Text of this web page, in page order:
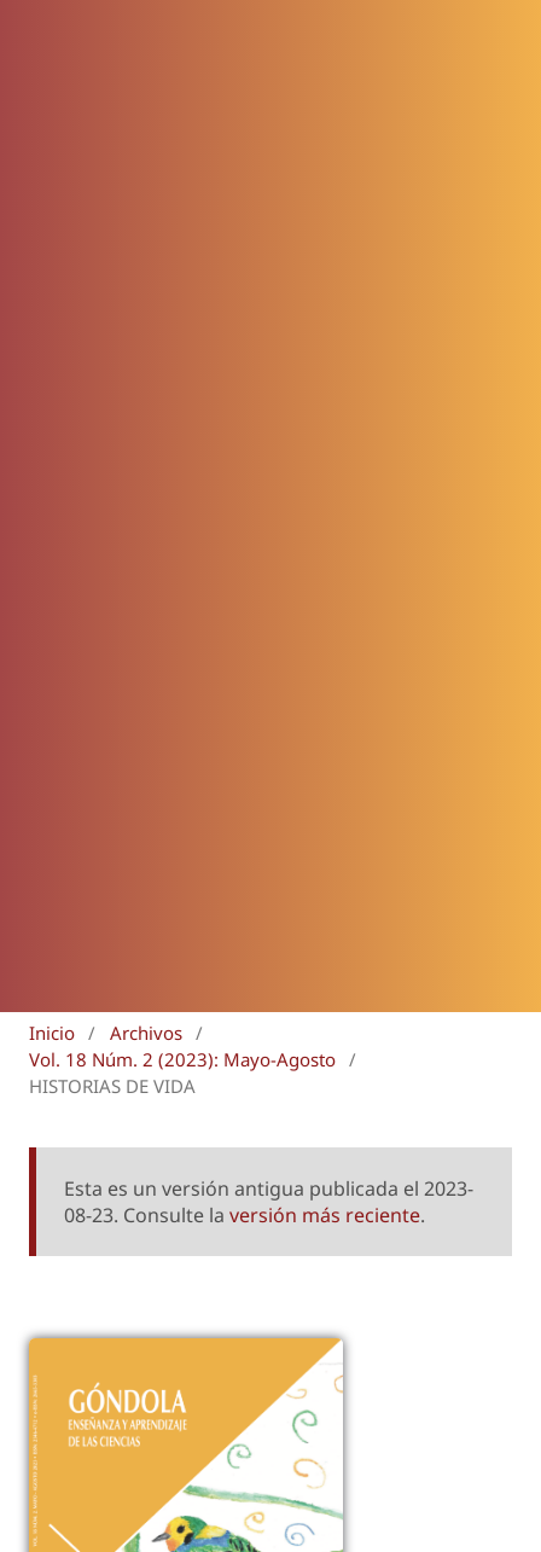
Inicio / Archivos /
Vol. 18 Núm. 2 (2023): Mayo-Agosto /
HISTORIAS DE VIDA
Esta es un versión antigua publicada el 2023-
08-23. Consulte la versión más reciente.